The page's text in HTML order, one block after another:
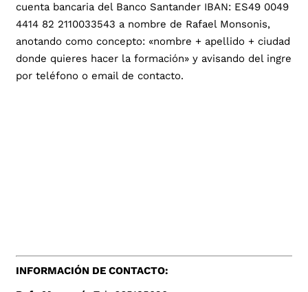
cuenta bancaria del Banco Santander IBAN: ES49 0049
4414 82 2110033543 a nombre de Rafael Monsonis,
anotando como concepto: «nombre + apellido + ciudad
donde quieres hacer la formación» y avisando del ingreso
por teléfono o email de contacto.
INFORMACIÓN DE CONTACTO: